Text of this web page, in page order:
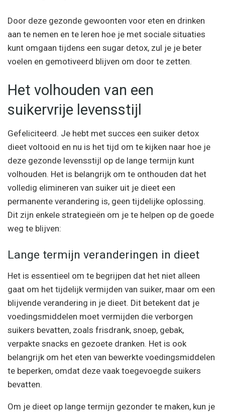
Door deze gezonde gewoonten voor eten en drinken
aan te nemen en te leren hoe je met sociale situaties
kunt omgaan tijdens een sugar detox, zul je je beter
voelen en gemotiveerd blijven om door te zetten.
Het volhouden van een
suikervrije levensstijl
Gefeliciteerd. Je hebt met succes een suiker detox
dieet voltooid en nu is het tijd om te kijken naar hoe je
deze gezonde levensstijl op de lange termijn kunt
volhouden. Het is belangrijk om te onthouden dat het
volledig elimineren van suiker uit je dieet een
permanente verandering is, geen tijdelijke oplossing.
Dit zijn enkele strategieën om je te helpen op de goede
weg te blijven:
Lange termijn veranderingen in dieet
Het is essentieel om te begrijpen dat het niet alleen
gaat om het tijdelijk vermijden van suiker, maar om een
blijvende verandering in je dieet. Dit betekent dat je
voedingsmiddelen moet vermijden die verborgen
suikers bevatten, zoals frisdrank, snoep, gebak,
verpakte snacks en gezoete dranken. Het is ook
belangrijk om het eten van bewerkte voedingsmiddelen
te beperken, omdat deze vaak toegevoegde suikers
bevatten.
Om je dieet op lange termijn gezonder te maken, kun je